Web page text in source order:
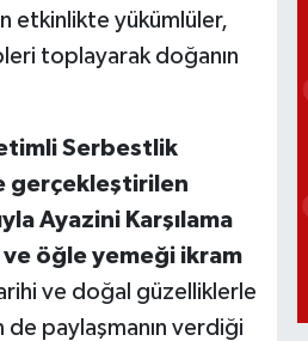
etkinlikte yükümlüler,
toplayarak doğanın
Serbestlik
gerçekleştirilen
Ayazini Karşılama
ve öğle yemeği ikram
ve doğal güzelliklerle
paylaşmanın verdiği